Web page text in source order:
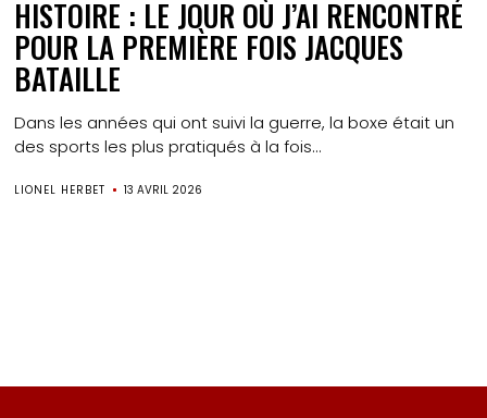
HISTOIRE : LE JOUR OÙ J’AI RENCONTRÉ
POUR LA PREMIÈRE FOIS JACQUES
BATAILLE
Dans les années qui ont suivi la guerre, la boxe était un
des sports les plus pratiqués à la fois...
LIONEL HERBET 13 AVRIL 2026